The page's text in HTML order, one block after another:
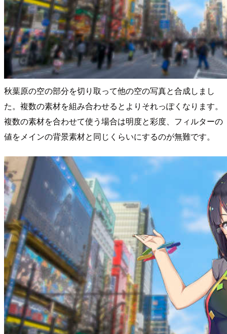
秋葉原の空の部分を切り取って他の空の写真と合成しまし
た。複数の素材を組み合わせるとよりそれっぽくなります。
複数の素材を合わせて使う場合は明度と彩度、フィルターの
値をメインの背景素材と同じくらいにするのが無難です。